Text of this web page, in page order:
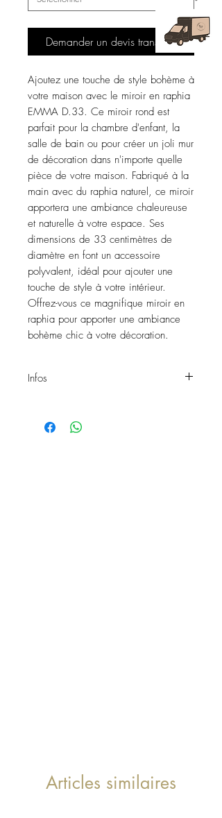
Demander un devis transport
Ajoutez une touche de style bohème à
votre maison avec le miroir en raphia
EMMA D.33. Ce miroir rond est
parfait pour la chambre d'enfant, la
salle de bain ou pour créer un joli mur
de décoration dans n'importe quelle
pièce de votre maison. Fabriqué à la
main avec du raphia naturel, ce miroir
apportera une ambiance chaleureuse
et naturelle à votre espace. Ses
dimensions de 33 centimètres de
diamètre en font un accessoire
polyvalent, idéal pour ajouter une
touche de style à votre intérieur.
Offrez-vous ce magnifique miroir en
raphia pour apporter une ambiance
bohème chic à votre décoration.
Infos
Diamètre: 33cm
Articles similaires